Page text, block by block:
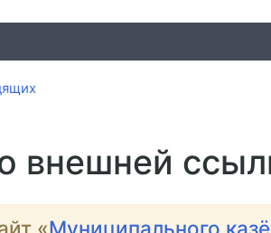
внешней
«Муниципального